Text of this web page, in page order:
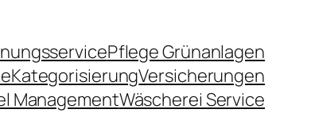
Pflege Grünanlagen
KategorisierungVersicherungen
ManagementWäscherei Service